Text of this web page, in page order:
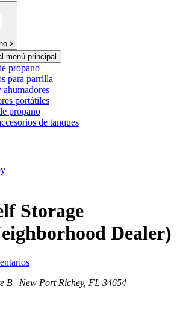
menú principal
propano
para parrilla
ahumadores
portátiles
propano
de tanques
Storage
Dealer)
B New Port Richey, FL 34654